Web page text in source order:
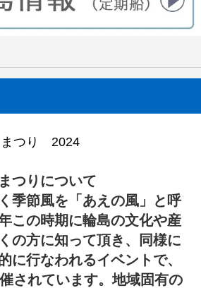
まつり 2024
つりについて
季節風を「あえの風」と呼
この時期に輪島の文化や産
の方に知って頂き、同様に
に行なわれるイベントで、
されています。地域固有の